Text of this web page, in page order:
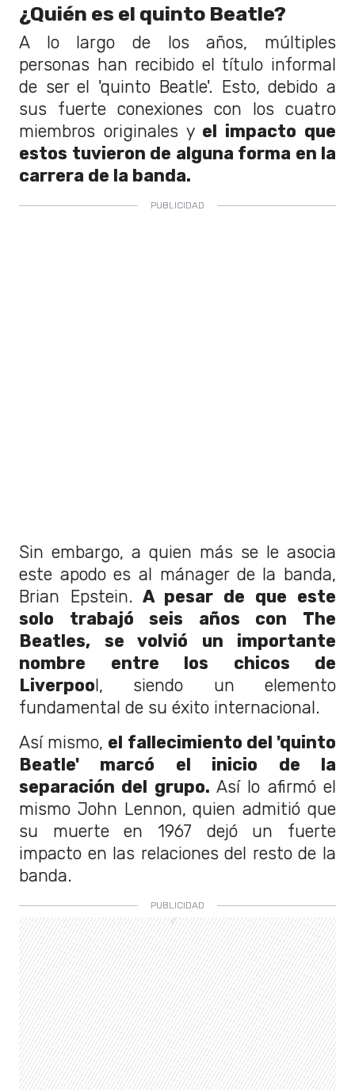
¿Quién es el quinto Beatle?
A lo largo de los años, múltiples
personas han recibido el título informal
de ser el 'quinto Beatle'. Esto, debido a
sus fuerte conexiones con los cuatro
miembros originales yel impacto que
estos tuvieron de alguna forma en la
carrera de la banda.
Sin embargo, a quien más se le asocia
este apodo es al mánager de la banda,
Brian Epstein. A pesar de que este
solo trabajó seis años con The
Beatles, se volvió un importante
nombre entre los chicos de
Liverpool, siendo un elemento
fundamental de su éxito internacional.
Así mismo, el fallecimiento del 'quinto
Beatle' marcó el inicio de la
separación del grupo. Así lo afirmó el
mismo John Lennon, quien admitió que
su muerte en 1967 dejó un fuerte
impacto en las relaciones del resto de la
banda.